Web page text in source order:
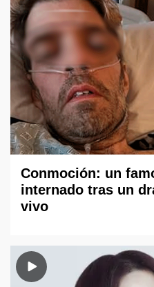
Conmoción: un
internado tras un
vivo